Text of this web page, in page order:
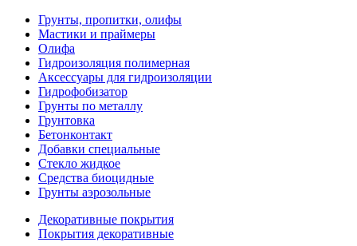
Грунты, пропитки, олифы
Мастики и праймеры
Олифа
Гидроизоляция полимерная
Аксессуары для гидроизоляции
Гидрофобизатор
Грунты по металлу
Грунтовка
Бетонконтакт
Добавки специальные
Стекло жидкое
Средства биоцидные
Грунты аэрозольные
Декоративные покрытия
Покрытия декоративные